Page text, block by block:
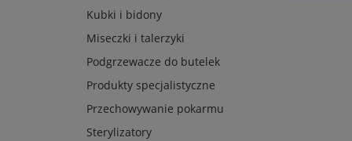
Kubki i bidony
Miseczki i talerzyki
Podgrzewacze do butelek
Produkty specjalistyczne
Przechowywanie pokarmu
Sterylizatory